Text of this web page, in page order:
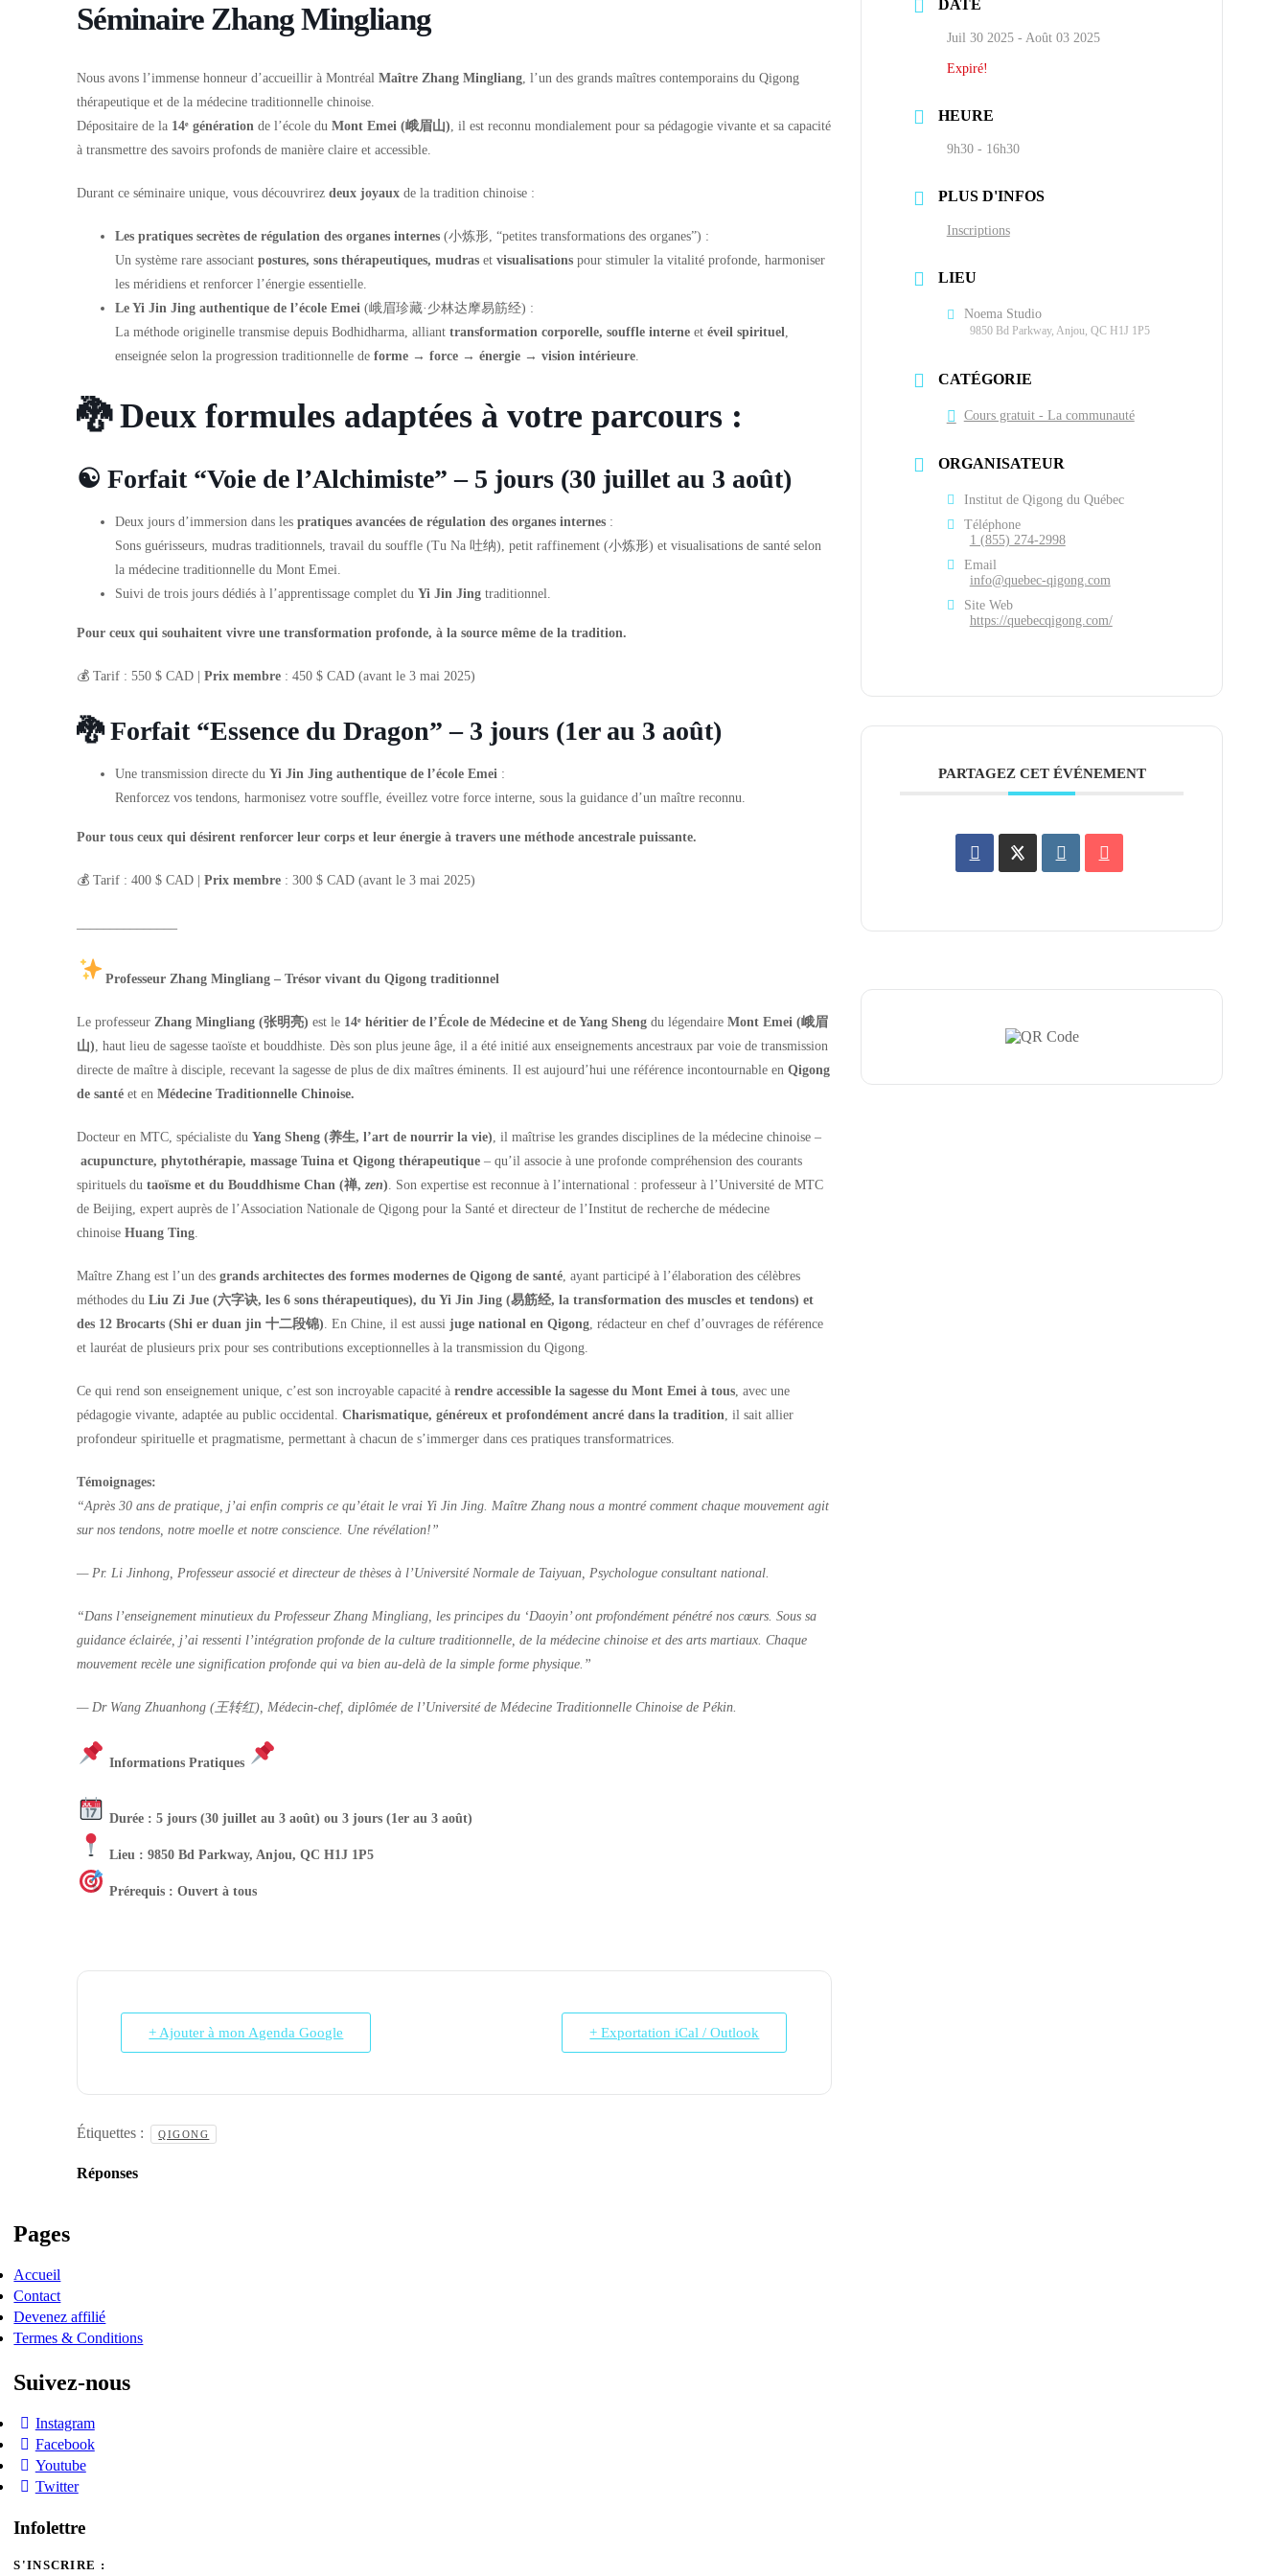
Séminaire Zhang Mingliang
Nous avons l’immense honneur d’accueillir à MontréalMaître Zhang Mingliang , l’un des grands maîtres contemporains du Qigong
thérapeutique et de la médecine traditionnelle chinoise.
Dépositaire de la 14ᵉ génération de l’école duMont Emei (峨眉山) , il est reconnu mondialement pour sa pédagogie vivante et sa capacité
à transmettre des savoirs profonds de manière claire et accessible.
Durant ce séminaire unique, vous découvrirezdeux joyaux de la tradition chinoise :
Les pratiques secrètes de régulation des organes internes (小炼形, “petites transformations des organes”) :
Un système rare associantpostures, sons thérapeutiques, mudras etvisualisations pour stimuler la vitalité profonde, harmoniser
les méridiens et renforcer l’énergie essentielle.
Le Yi Jin Jing authentique de l’école Emei (峨眉珍藏·少林达摩易筋经) :
La méthode originelle transmise depuis Bodhidharma, allianttransformation corporelle, souffle interne etéveil spirituel
enseignée selon la progression traditionnelle deforme → force → énergie → vision intérieure
🐉 Deux formules adaptées à votre parcours :
☯️ Forfait “Voie de l’Alchimiste” – 5 jours (30 juillet au 3 août)
Deux jours d’immersion dans lespratiques avancées de régulation des organes internes :
Sons guérisseurs, mudras traditionnels, travail du souffle (Tu Na 吐纳), petit raffinement (小炼形) et visualisations de santé selon
la médecine traditionnelle du Mont Emei.
Suivi de trois jours dédiés à l’apprentissage complet duYi Jin Jing traditionnel.
Pour ceux qui souhaitent vivre une transformation profonde, à la source même de la tradition.
💰 Tarif : 550 $ CAD |Prix membre : 450 $ CAD (avant le 3 mai 2025)
🐉Forfait “Essence du Dragon” – 3 jours (1er au 3 août)
Une transmission directe duYi Jin Jing authentique de l’école Emei :
Renforcez vos tendons, harmonisez votre souffle, éveillez votre force interne, sous la guidance d’un maître reconnu.
Pour tous ceux qui désirent renforcer leur corps et leur énergie à travers une méthode ancestrale puissante.
💰 Tarif : 400 $ CAD |Prix membre : 300 $ CAD (avant le 3 mai 2025)
Professeur Zhang Mingliang – Trésor vivant du Qigong traditionnel
Le professeur Zhang Mingliang (张明亮) est le 14ᵉ héritier de l’École de Médecine et de Yang Sheng du légendaireMont Emei (峨眉
山) , haut lieu de sagesse taoïste et bouddhiste. Dès son plus jeune âge, il a été initié aux enseignements ancestraux par voie de transmission
directe de maître à disciple, recevant la sagesse de plus de dix maîtres éminents. Il est aujourd’hui une référence incontournable enQigong
de santéet enMédecine Traditionnelle Chinoise.
Docteur en MTC, spécialiste duYang Sheng (养生, l’art de nourrir la vie) , il maîtrise les grandes disciplines de la médecine chinoise –
acupuncture, phytothérapie, massage Tuina et Qigong thérapeutique – qu’il associe à une profonde compréhension des courants
spirituels dutaoïsme et du Bouddhisme Chan (禅,zen) . Son expertise est reconnue à l’international : professeur à l’Université de MTC
de Beijing, expert auprès de l’Association Nationale de Qigong pour la Santé et directeur de l’Institut de recherche de médecine
chinoiseHuang Ting
Maître Zhang est l’un desgrands architectes des formes modernes de Qigong de santé , ayant participé à l’élaboration des célèbres
méthodes duLiu Zi Jue (六字诀, les 6 sons thérapeutiques), du Yi Jin Jing (易筋经, la transformation des muscles et tendons) et
des 12 Brocarts (Shi er duan jin 十二段锦) . En Chine, il est aussijuge national en Qigong , rédacteur en chef d’ouvrages de référence
et lauréat de plusieurs prix pour ses contributions exceptionnelles à la transmission du Qigong.
Ce qui rend son enseignement unique, c’est son incroyable capacité àrendre accessible la sagesse du Mont Emei à tous , avec une
pédagogie vivante, adaptée au public occidental.Charismatique, généreux et profondément ancré dans la tradition , il sait allier
profondeur spirituelle et pragmatisme, permettant à chacun de s’immerger dans ces pratiques transformatrices.
Témoignages:
“Après 30 ans de pratique, j’ai enfin compris ce qu’était le vrai Yi Jin Jing. Maître Zhang nous a montré comment chaque mouvement agit
sur nos tendons, notre moelle et notre conscience. Une révélation!”
— Pr. Li Jinhong, Professeur associé et directeur de thèses à l’Université Normale de Taiyuan, Psychologue consultant national.
“Dans l’enseignement minutieux du Professeur Zhang Mingliang, les principes du ‘Daoyin’ ont profondément pénétré nos cœurs. Sous sa
guidance éclairée, j’ai ressenti l’intégration profonde de la culture traditionnelle, de la médecine chinoise et des arts martiaux. Chaque
mouvement recèle une signification profonde qui va bien au-delà de la simple forme physique.”
— Dr Wang Zhuanhong (王转红), Médecin-chef, diplômée de l’Université de Médecine Traditionnelle Chinoise de Pékin.
Informations Pratiques
Durée : 5 jours (30 juillet au 3 août) ou 3 jours (1er au 3 août)
Lieu : 9850 Bd Parkway, Anjou, QC H1J 1P5
Prérequis : Ouvert à tous
+ Ajouter à mon Agenda Google + Exportation iCal / Outlook
Étiquettes : QIGONG
DATE
Juil 30 2025- Août 03 2025
Expiré!
HEURE
9h30 - 16h30
PLUS D'INFOS
Inscriptions
LIEU
Noema Studio
9850 Bd Parkway, Anjou, QC H1J 1P5
CATÉGORIE
Cours gratuit - La communauté
ORGANISATEUR
Institut de Qigong du Québec
Téléphone
1 (855) 274-2998
Email
info@quebec-qigong.com
Site Web
https://quebecqigong.com/
PARTAGEZ CET ÉVÉNEMENT
Réponses
Pages
Accueil
Contact
Devenez affilié
Termes & Conditions
Suivez-nous
Instagram
Facebook
Youtube
Twitter
Infolettre
S'INSCRIRE :